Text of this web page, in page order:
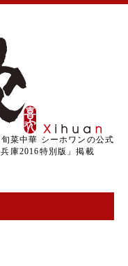
菜中華 シーホワンの公式
庫2016特別版」掲載